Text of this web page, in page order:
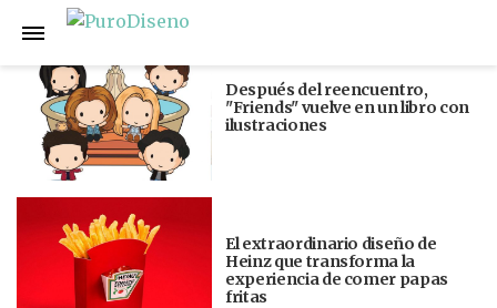
Anterior
Después del reencuentro,
"Friends" vuelve en un libro con
ilustraciones
El extraordinario diseño de
Heinz que transforma la
experiencia de comer papas
fritas
Siguiente